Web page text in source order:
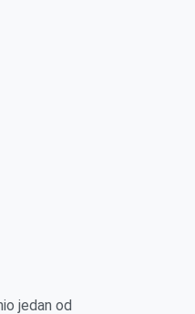
jedan od